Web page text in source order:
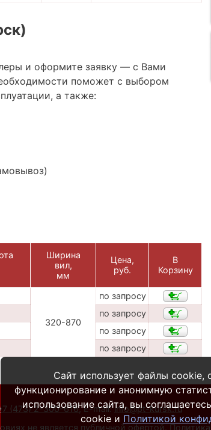
и оформите заявку — с Вами
поможет с выбором
а также:
Ширина
вил,
мм
Цена,
руб.
В
Корзину
320-870
по запросу
по запросу
по запросу
по запросу
(473) 2-300-616,E-mail:info@pt-kursk.ru
не является публичной офертой.
Сайт использует файлы cookie,
функционирование и анонимную
использование сайта, вы
cookie и Политикой